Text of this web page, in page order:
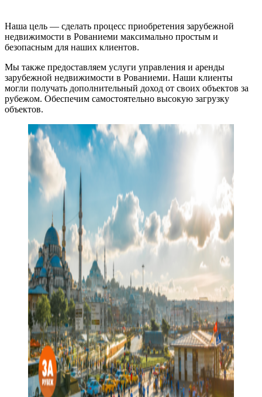
Наша цель — сделать процесс приобретения зарубежной
недвижимости в Рованиеми максимально простым и
безопасным для наших клиентов.
Мы также предоставляем услуги управления и аренды
зарубежной недвижимости в Рованиеми. Наши клиенты
могли получать дополнительный доход от своих объектов за
рубежом. Обеспечим самостоятельно высокую загрузку
объектов.